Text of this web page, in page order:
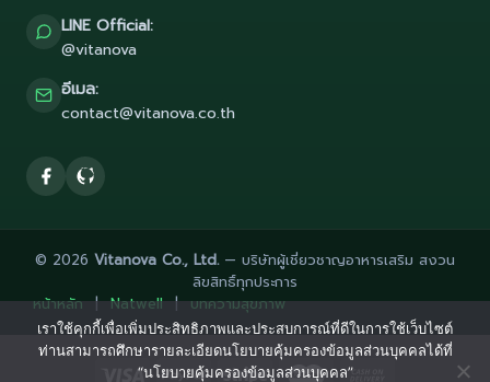
LINE Official:
@vitanova
อีเมล:
contact@vitanova.co.th
© 2026 Vitanova Co., Ltd.— บริษัทผู้เชี่ยวชาญอาหารเสริม สงวน
ลิขสิทธิ์ทุกประการ
หน้าหลัก | Natwell | บทความสุขภาพ
เราใช้คุกกี้เพื่อเพิ่มประสิทธิภาพและประสบการณ์ที่ดีในการใช้เว็บไซต์
ท่านสามารถศึกษารายละเอียดนโยบายคุ้มครองข้อมูลส่วนบุคคลได้ที่
“นโยบายคุ้มครองข้อมูลส่วนบุคคล”